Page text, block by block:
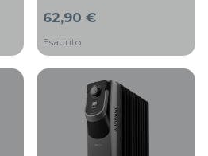
1500 W, 3 livelli,
avvolgicavo, sistema di
sicurezza, rotelle, 15 m2
62,90 €
Esaurito